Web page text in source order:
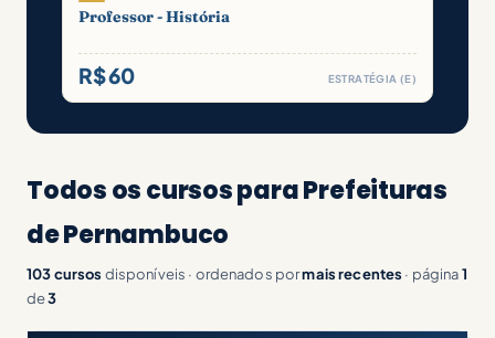
Professor - História
R$ 60 ESTRATÉGIA (E)
Todos os cursos para Prefeituras
de Pernambuco
103 cursos disponíveis · ordenados pormais recentes · página1
de3